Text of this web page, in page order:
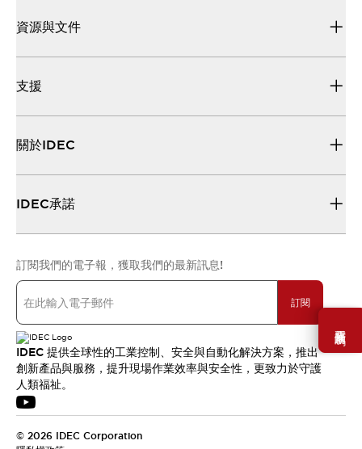
需要幫助嗎？
資源與文件
支援
關於IDEC
IDEC承諾
訂閱我們的電子報，獲取我們的最新訊息!
訂閱
IDEC 提供全球性的工業控制、安全與自動化解決方案，推出
創新產品與服務，提升現場作業效率與安全性，更致力於守護
人類福祉。
© 2026 IDEC Corporation